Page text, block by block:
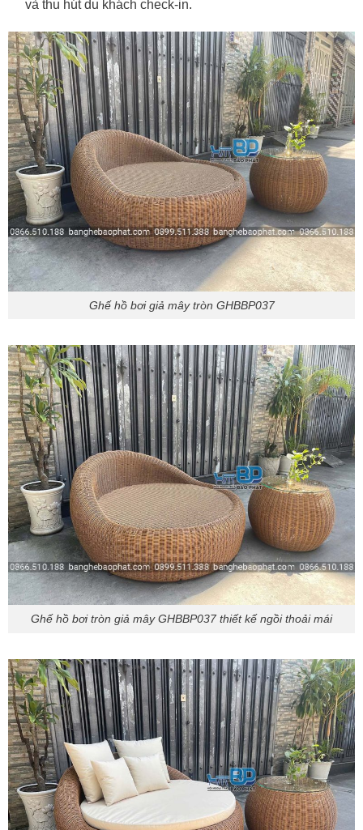
và thu hút du khách check-in.
Ghế hồ bơi giả mây tròn GHBBP037
Ghế hồ bơi tròn giả mây GHBBP037 thiết kế ngồi thoải mái